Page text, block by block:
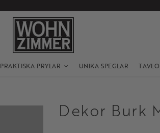
PRAKTISKA PRYLAR UNIKA SPEGLAR
Dekor Burk